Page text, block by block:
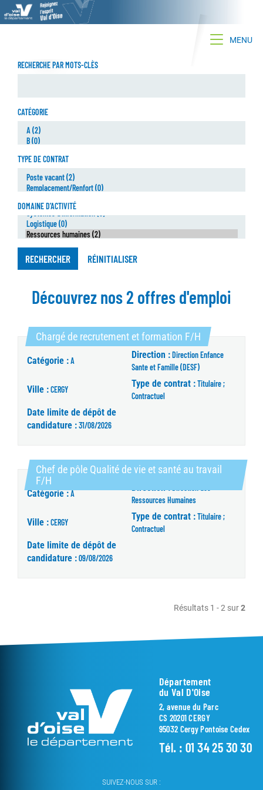
Toggle
MENU
RECHERCHE PAR MOTS-CLÈS
CATÉGORIE
TYPE DE CONTRAT
DOMAINE D'ACTIVITÉ
RECHERCHER RÉINITIALISER
Découvrez nos 2 offres d'emploi
Chargé de recrutement et formation F/H (Nouvelle
Catégorie :A
Direction :Direction Enfance
Sante et Famille (DESF)
Ville :CERGY
Type de contrat :Titulaire ;
Contractuel
Date limite de dépôt de
candidature :31/08/2026
Chef de pôle Qualité de vie et santé au travail
F/H
Catégorie :A
Direction :
Ressources Humaines
Ville :CERGY
Type de contrat :Titulaire ;
Contractuel
Date limite de dépôt de
candidature :09/08/2026
Résultats 1 - 2 sur2
Département
du Val D'Oise
2, avenue du Parc
CS 20201 CERGY
95032 Cergy Pontoise Cedex
Tél. : 01 34 25 30 30
SUIVEZ-NOUS SUR :